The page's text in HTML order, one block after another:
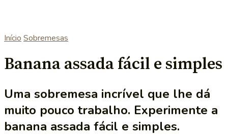
Início Sobremesas
Banana assada fácil e simples
Uma sobremesa incrível que lhe dá
muito pouco trabalho. Experimente a
banana assada fácil e simples.